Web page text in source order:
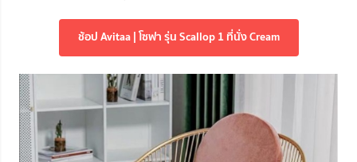
ช้อป Avitaa | โซฟา รุ่น Scallop 1 ที่นั่ง Cream